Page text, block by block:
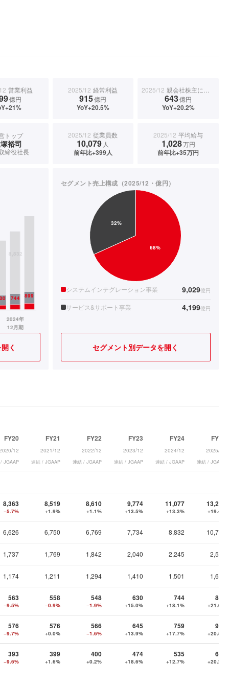
営業利益
億円
2025/12 経常利益
915億円
YoY+20.5%
2025/12 親会社株主に帰属する当期純利益
643億円
YoY+20.2%
トップ
裕司
締役社長
2025/12 従業員数
10,079 人
前年比+399人
2025/12 平均給与
1,028万円
前年比+35万円
く
セグメント売上構成（2025/12・億円）
システムインテグレーション事業 9,029億円
サービス&サポート事業 4,199億円
セグメント別データを開く
FY20
12
JGAAP
FY21
2021/12
連結 / JGAAP
FY22
2022/12
連結 / JGAAP
FY23
2023/12
連結 / JGAAP
FY24
2024/12
連結 / JGAAP
FY25
2025/12
連結 / JGAAP
8,363
−5.7%
8,519
+1.9%
8,610
+1.1%
9,774
+13.5%
11,077
+13.3%
13,228
+19.4%
6,626 6,750 6,769 7,734 8,832 10,706
1,737 1,769 1,842 2,040 2,245 2,522
1,174 1,211 1,294 1,410 1,501 1,622
563
−9.5%
558
−0.9%
548
−1.9%
630
+15.0%
744
+18.1%
899
+21.0%
576
−9.7%
576
+0.0%
566
−1.6%
645
+13.9%
759
+17.7%
915
+20.5%
393
−9.6%
399
+1.6%
400
+0.2%
474
+18.6%
535
+12.7%
643
+20.2%